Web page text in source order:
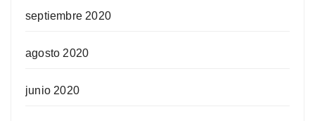
septiembre 2020
agosto 2020
junio 2020